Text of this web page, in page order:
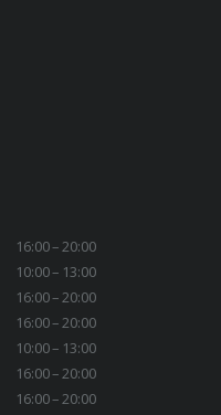
16:00 – 20:00
10:00 – 13:00
16:00 – 20:00
16:00 – 20:00
10:00 – 13:00
16:00 – 20:00
16:00 – 20:00